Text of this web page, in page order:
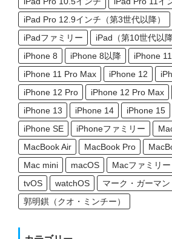
iPad Pro 12.9インチ（第3世代以降）
iPadファミリー
iPad（第10世代以降
iPhone 8
iPhone 8以降 iPhone 11
iPhone 11 Pro Max
iPhone 12
iPhone 12 Pro
iPhone 12 Pro Max
iPhone 13
iPhone 14 iPhone 15
iPhone SE
iPhoneファミリー
MacBook Air
MacBook Pro
Mac mini
macOS Macファミリー
tvOS
watchOS
マーク・ガーマン
郭明錤（クオ・ミンチー）